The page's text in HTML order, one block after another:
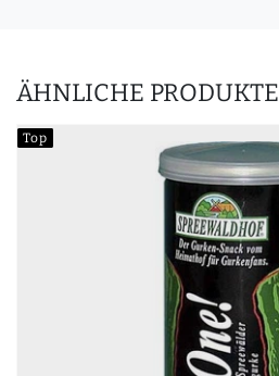
ÄHNLICHE PRODUKTE
Top